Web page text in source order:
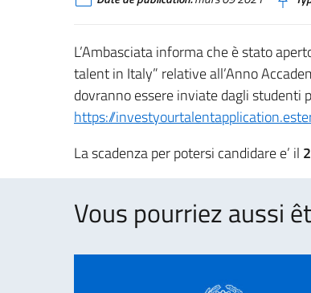
L’Ambasciata informa che è stato
talent in Italy” relative all’Anno
dovranno essere inviate dagli studenti
https://
La scadenza per potersi candidare e’ il
Vous pourriez aussi